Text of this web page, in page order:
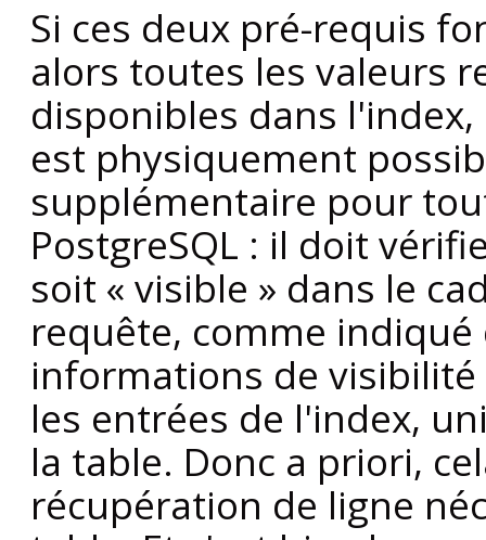
Si ces deux pré-requis
alors toutes les valeurs
disponibles dans
est physiquement
supplémentaire pour
PostgreSQL : il doit
soit « visible » dans le
requête, comme
informations de
les entrées de l'index,
la table. Donc a priori,
récupération de ligne